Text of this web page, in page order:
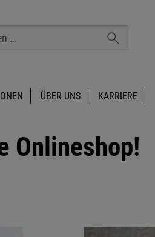
ÜBER UNS KARRIERE
Onlineshop!